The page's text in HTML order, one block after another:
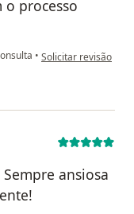
processo
• na opinião do
Solicitar revisão
ansiosa